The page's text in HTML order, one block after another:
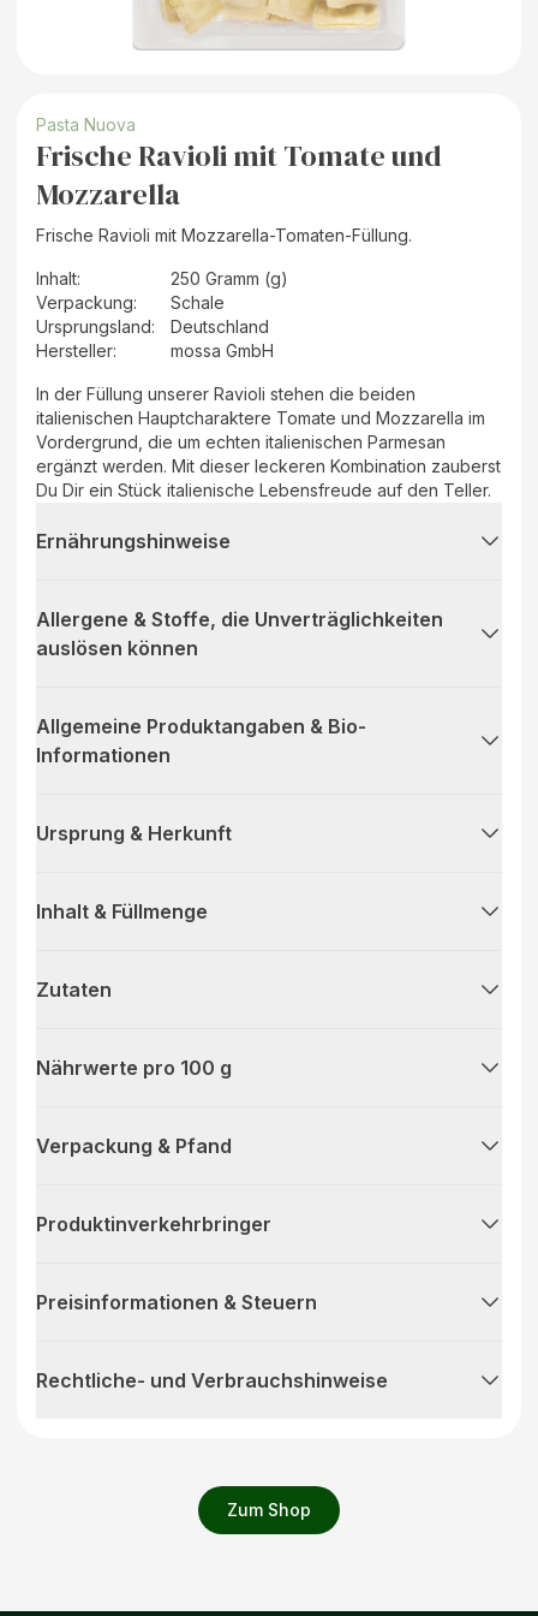
Zum Shop
Pasta Nuova
Frische Ravioli mit Tomate und
Mozzarella
Frische Ravioli mit Mozzarella-Tomaten-Füllung.
Inhalt:
250 Gramm (g)
Verpackung:
Schale
Ursprungsland:
Deutschland
Hersteller: mossa GmbH
In der Füllung unserer Ravioli stehen die beiden
italienischen Hauptcharaktere Tomate und Mozzarella im
Vordergrund, die um echten italienischen Parmesan
ergänzt werden. Mit dieser leckeren Kombination zauberst
Du Dir ein Stück italienische Lebensfreude auf den Teller.
Ernährungshinweise
Allergene & Stoffe, die Unverträglichkeiten
auslösen können
Allgemeine Produktangaben & Bio-
Informationen
Ursprung & Herkunft
Inhalt & Füllmenge
Zutaten
Nährwerte pro 100 g
Verpackung & Pfand
Produktinverkehrbringer
Preisinformationen & Steuern
Rechtliche- und Verbrauchshinweise